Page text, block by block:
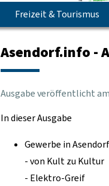
Freizeit & Tourismus
Asendorf.info -
Ausgabe veröffentlicht am
In dieser Ausgabe
Gewerbe in Asendorf
- von Kult zu Kultur
- Elektro-Greif